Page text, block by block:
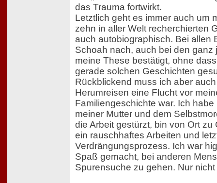
das Trauma fortwirkt.
Letztlich geht es immer auch um
zehn in aller Welt recherchierten
auch autobiographisch. Bei allen
Schoah nach, auch bei den ganz
meine These bestätigt, ohne
gerade solchen Geschichten
Rückblickend muss ich aber
Herumreisen eine Flucht vor
Familiengeschichte war. Ich
meiner Mutter und dem
die Arbeit gestürzt, bin von Ort zu
ein rauschhaftes Arbeiten und
Verdrängungsprozess. Ich war
Spaß gemacht, bei anderen
Spurensuche zu gehen. Nur